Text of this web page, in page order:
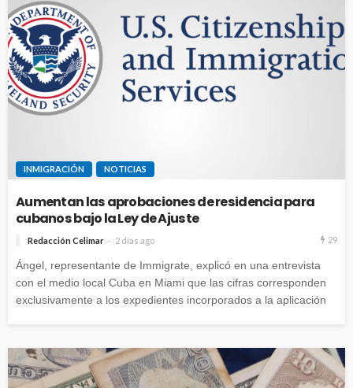
INMIGRACIÓN NOTICIAS
Aumentan las aprobaciones de residencia para
cubanos bajo la Ley de Ajuste
Redacción Celimar 2 días ago 29
Ángel, representante de Immigrate, explicó en una entrevista
con el medio local Cuba en Miami que las cifras corresponden
exclusivamente a los expedientes incorporados a la aplicación